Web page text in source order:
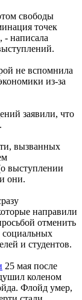
свободы
точек
- написала
не вспомнила
из-за
заявили, что
вызванных
выступлении
они.
направили
отменить
социальных
и студентов.
25 мая после
коленом
Флойд умер,